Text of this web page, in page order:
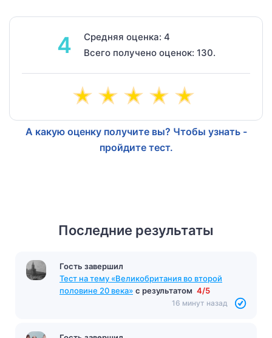
4
Средняя оценка: 4
Всего получено оценок: 130.
А какую оценку получите вы? Чтобы узнать -
пройдите тест.
Последние результаты
Гость завершил
Тест на тему «Великобритания во второй
половине 20 века» с результатом 4/5
16 минут назад